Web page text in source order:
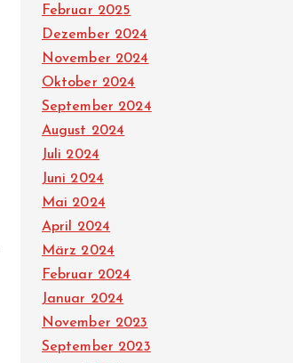
Februar 2025
Dezember 2024
November 2024
Oktober 2024
September 2024
August 2024
Juli 2024
Juni 2024
Mai 2024
April 2024
März 2024
Februar 2024
Januar 2024
November 2023
September 2023